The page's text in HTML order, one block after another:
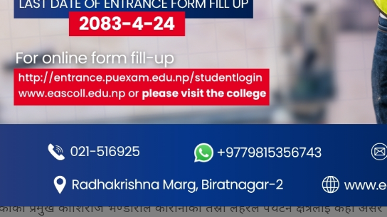
होटल बुकिङ राम्रो थियो, अहिले १० प्रतिशतभन्दा तल झरेको छ ।” उहाँले
प्रवद्र्धनात्मक कार्यक्रम ‘जाउँ है पोखरा’ पनि प्रभावित भएको बताउनुभयो ।
करिब ७०० पर्यटकीयस्तरका होटल छन् । पोखराको पर्यटनमा करिब चार खर्ब
प्राप्त गरेको व्यवसायीले बताउँदै आएका छन् ।
पर्यटकको रोजाइको शहर भएकाले कोभिड र कोभिडपछिको समयमा कसरी
गर्ने भन्ने स्पष्ट मापदण्ड तयार गरेर पर्यटन क्षेत्र सधैँ खुला गर्नुपर्ने नेपाल पर्यटन
बताउनुहुन्छ । “हामी सधैँ एउटै कुरा र एउटै सोचमा अल्झेउ अब कोभिड
सुरक्षित र चलायमान बनाउने भन्ने विषयमा नवितम सोचको बारेमा छलफल
।
प्रमुख काशिराज भण्डारीले कोरोनाको तेस्रो लहरले पर्यटन क्षेत्रलाई केही असर